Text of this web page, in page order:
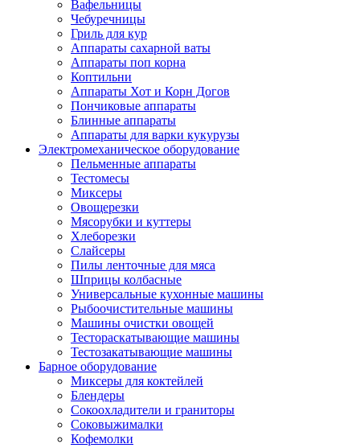
Вафельницы
Чебуречницы
Гриль для кур
Аппараты сахарной ваты
Аппараты поп корна
Коптильни
Аппараты Хот и Корн Догов
Пончиковые аппараты
Блинные аппараты
Аппараты для варки кукурузы
Электромеханическое оборудование
Пельменные аппараты
Тестомесы
Миксеры
Овощерезки
Мясорубки и куттеры
Хлеборезки
Слайсеры
Пилы ленточные для мяса
Шприцы колбасные
Универсальные кухонные машины
Рыбоочистительные машины
Машины очистки овощей
Тестораскатывающие машины
Тестозакатывающие машины
Барное оборудование
Миксеры для коктейлей
Блендеры
Сокоохладители и граниторы
Соковыжималки
Кофемолки